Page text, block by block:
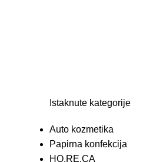
Istaknute kategorije
Auto kozmetika
Papirna konfekcija
HO.RE.CA